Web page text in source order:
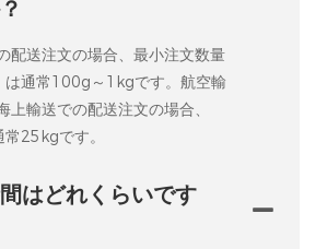
配送注文の場合、最小注文数量
は通常100g～1kgです。航空輸
上輸送での配送注文の場合、
25kgです。
はどれくらいです